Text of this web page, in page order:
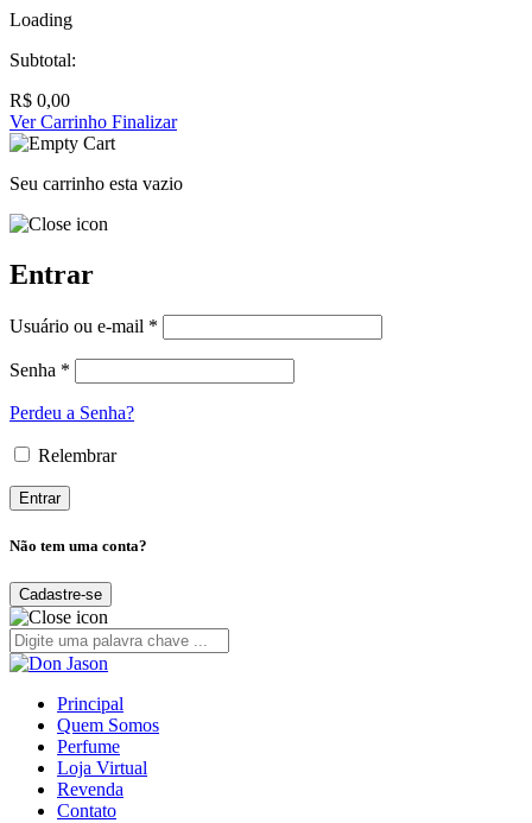
Loading
Subtotal:
R$ 0,00
Ver Carrinho Finalizar
Seu carrinho esta vazio
Entrar
Usuário ou e-mail *
Senha *
Perdeu a Senha?
Relembrar
Não tem uma conta?
Cadastre-se
Principal
Quem Somos
Perfume
Loja Virtual
Revenda
Contato